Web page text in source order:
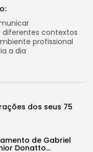
diferentes contextos
profissional
a dia
dos seus 75
de Gabriel
Donatto...